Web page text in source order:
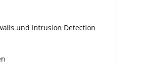
und Intrusion Detection